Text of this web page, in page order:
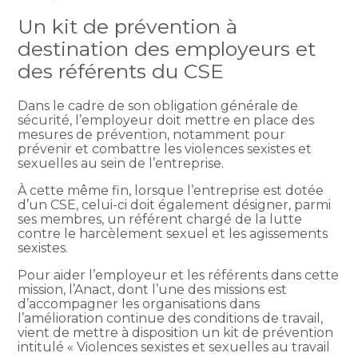
Un kit de prévention à
destination des employeurs et
des référents du CSE
Dans le cadre de son obligation générale de
sécurité, l’employeur doit mettre en place des
mesures de prévention, notamment pour
prévenir et combattre les violences sexistes et
sexuelles au sein de l’entreprise.
À cette même fin, lorsque l’entreprise est dotée
d’un CSE, celui-ci doit également désigner, parmi
ses membres, un référent chargé de la lutte
contre le harcèlement sexuel et les agissements
sexistes.
Pour aider l’employeur et les référents dans cette
mission, l’Anact, dont l’une des missions est
d’accompagner les organisations dans
l’amélioration continue des conditions de travail,
vient de mettre à disposition un kit de prévention
intitulé « Violences sexistes et sexuelles au travail